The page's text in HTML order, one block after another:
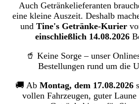
Auch Getränkelieferanten
eine kleine Auszeit. Deshalb
und Tine's Getränke-Kurier
einschließlich 14.08.2026
🥤 Keine Sorge – unser
Bestellungen rund um die
🚚 Ab Montag, dem 17.08.2026
vollen Fahrzeugen, guter